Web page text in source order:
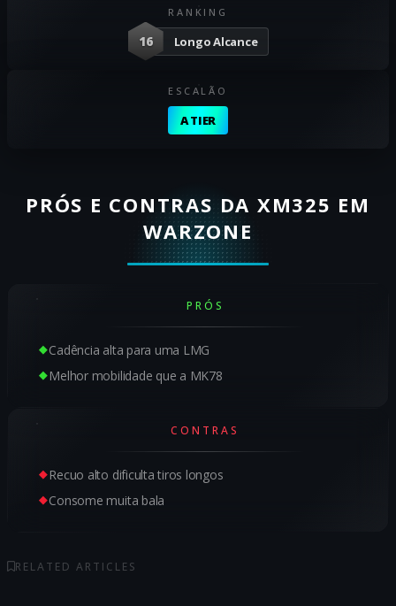
RANKING
16 Longo Alcance
ESCALÃO
A TIER
PRÓS E CONTRAS DA XM325 EM
WARZONE
PRÓS
Cadência alta para uma LMG
Melhor mobilidade que a MK78
CONTRAS
Recuo alto dificulta tiros longos
Consome muita bala
RELATED ARTICLES